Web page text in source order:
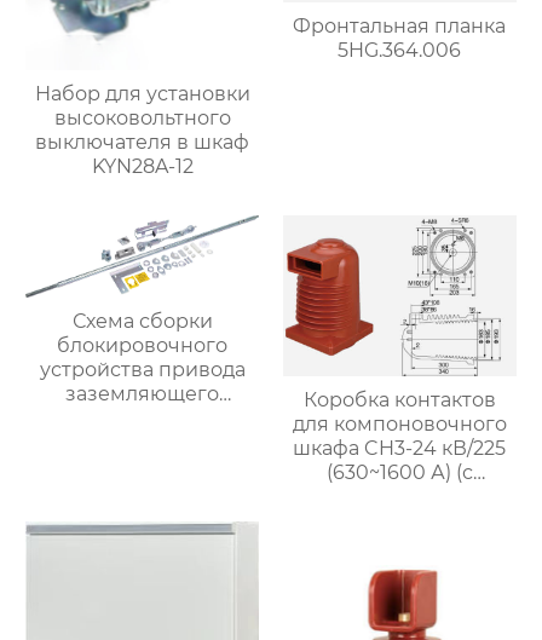
Набор для установки
высоковольтного
выключателя в шкаф
KYN28A-12
Фронтальная планка
5HG.364.006
Схема сборки
блокировочного
устройства привода
заземляющего
Коробка контактов
для компоновочного
шкафа CH3-24 кВ/225
(630~1600 А) (с